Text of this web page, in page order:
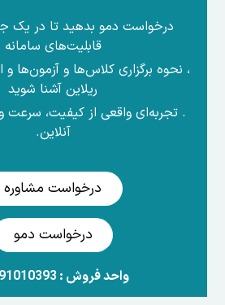
درخواست دمو بدهید تا در یک
قابلیت‌های سامانه
، نحوه برگزاری کلاس‌ها و آزمون‌ها و
ریلاین آشنا شوید
. تجربه‌ای واقعی از کیفیت،
آنلاین.
درخواست مشاوره
درخواست دمو
واحد فروش : 03191010393